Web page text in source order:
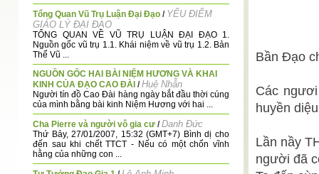
Tổng Quan Vũ Trụ Luận Đại Đạo / YẾU ĐIỂM
GIÁO LÝ ĐẠI ĐẠO
TỔNG QUAN VỀ VŨ TRỤ LUẬN ĐẠI ĐẠO 1.
Nguồn gốc vũ trụ 1.1. Khái niệm về vũ trụ 1.2. Bản
Thể Vũ ...
NGUỒN GỐC HAI BÀI NIỆM HƯƠNG VÀ KHAI
KINH CỦA ĐẠO CAO ĐÀI /Huệ Nhẫn
Người tín đồ Cao Đài hàng ngày bắt đầu thời cúng
của mình bằng bài kinh Niệm Hương với hai ...
Cha Pierre và người vô gia cư /Danh Đức
Thứ Bảy, 27/01/2007, 15:32 (GMT+7) Bình dị cho
đến sau khi chết TTCT - Nếu có một chốn vĩnh
hằng của những con ...
Bần Đạo
Các
huyền
Lần nầy
người đã